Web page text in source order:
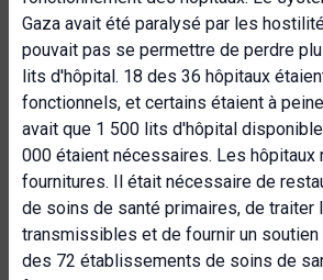
Gaza avait été paralysé par les
pouvait pas se permettre de perdre
lits d'hôpital. 18 des 36 hôpitaux
fonctionnels, et certains étaient à
avait que 1 500 lits d'hôpital
000 étaient nécessaires. Les hôpitaux
fournitures. Il était nécessaire de
de soins de santé primaires, de traiter
transmissibles et de fournir un soutien
des 72 établissements de soins de